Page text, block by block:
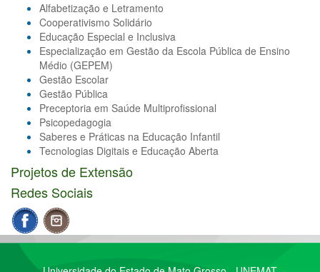
Alfabetização e Letramento
Cooperativismo Solidário
Educação Especial e Inclusiva
Especialização em Gestão da Escola Pública de Ensino
Médio (GEPEM)
Gestão Escolar
Gestão Pública
Preceptoria em Saúde Multiprofissional
Psicopedagogia
Saberes e Práticas na Educação Infantil
Tecnologias Digitais e Educação Aberta
Projetos de Extensão
Redes Sociais